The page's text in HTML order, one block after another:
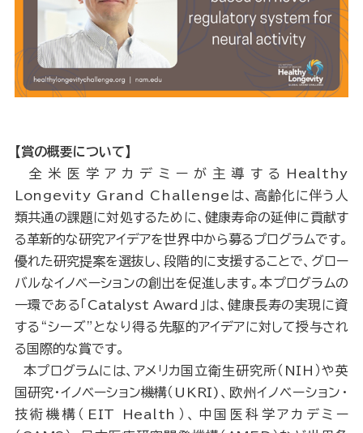
【賞の概要について】
全米医学アカデミーが主導するHealthy
Longevity Grand Challengeは、 高齢化に伴う人
類共通の課題に対処するために、健康寿命の延伸に貢献す
る革新的な研究アイデアを世界中から募るプログラムです。
優れた研究提案を選抜し、段階的に支援することで、グロー
バルなイノベーションの創出を促進します。本プログラムの
一環である「Catalyst Award」は、健康長寿の実現に資
する“シーズ”となり得る先駆的アイデアに対して授与され
る国際的な賞です。
本プログラムには、アメリカ 国立衛生研究所（NIH）や英
国研究・イノベーション機構（UKRI)、欧州イノベーション・
技術機構（EIT Health）、 中国医科学アカデミー